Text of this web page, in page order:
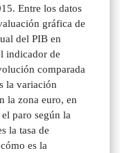
Entre los datos
gráfica de
del PIB en
indicador de
comparada
la variación
la zona euro, en
paro según la
la tasa de
es la